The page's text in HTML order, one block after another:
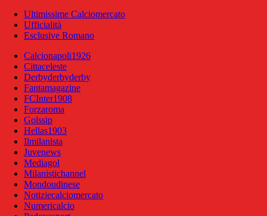
Ultimissime Calciomercato
Ufficialità
Esclusive Romano
Calcionapoli1926
Cittaceleste
Derbyderbyderby
Fantamagazine
FCInter1908
Forzaroma
Golssip
Hellas1903
Ilmilanista
Juvenews
Mediagol
Milanistichannel
Mondoudinese
Notiziecalciomercato
Numericalcio